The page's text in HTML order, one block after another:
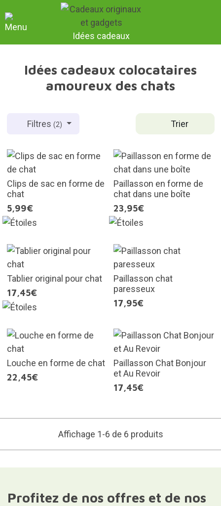
Idées cadeaux
Idées cadeaux colocataires
amoureux des chats
Trier
Filtres(2)
Clips de sac en forme de
chat
5,99€
Paillasson en forme de
chat dans une boîte
23,95€
Tablier original pour chat
17,45€
Paillasson chat
paresseux
17,95€
Louche en forme de chat
22,45€
Paillasson Chat Bonjour
et Au Revoir
17,45€
Affichage 1-6 de 6 produits
Profitez de nos offres et de nos